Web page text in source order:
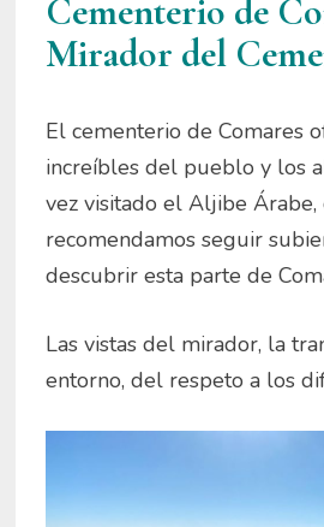
Cementerio de
Mirador del
El cementerio de Comares
increíbles del pueblo y los
vez visitado el Aljibe Árabe,
recomendamos seguir
descubrir esta parte de
Las vistas del mirador, la
entorno, del respeto a los